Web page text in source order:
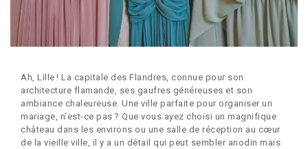
Ah, Lille ! La capitale des Flandres, connue pour son
architecture flamande, ses gaufres généreuses et son
ambiance chaleureuse. Une ville parfaite pour organiser un
mariage, n’est-ce pas ? Que vous ayez choisi un magnifique
château dans les environs ou une salle de réception au cœur
de la vieille ville, il y a un détail qui peut sembler anodin mais